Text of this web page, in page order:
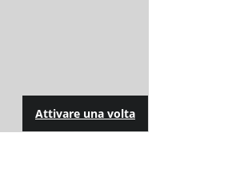
Attivare una volta